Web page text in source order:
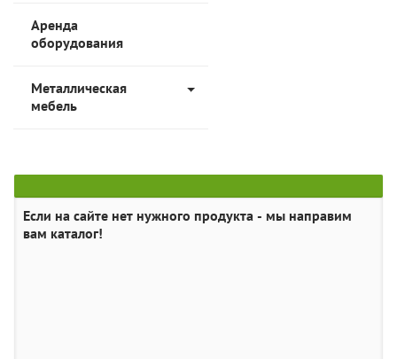
Аренда
оборудования
Металлическая
мебель
Если на сайте нет нужного продукта - мы направим
вам каталог!